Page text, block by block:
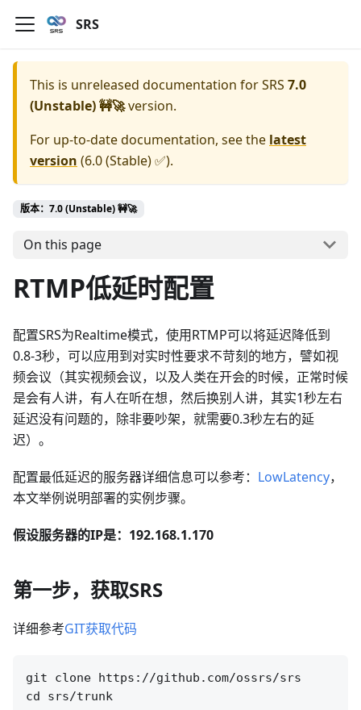
SRS
This is unreleased documentation forSRS 7.0
(Unstable) 🚧🚀version.
For up-to-date documentation, see the latest
version (6.0 (Stable) ✅).
版本：7.0 (Unstable) 🚧🚀
On this page
RTMP低延时配置
配置SRS为Realtime模式，使用RTMP可以将延迟降低到
0.8-3秒，可以应用到对实时性要求不苛刻的地方，譬如视
频会议（其实视频会议，以及人类在开会的时候，正常时候
是会有人讲，有人在听在想，然后换别人讲，其实1秒左右
延迟没有问题的，除非要吵架，就需要0.3秒左右的延
迟）。
配置最低延迟的服务器详细信息可以参考： LowLatency，
本文举例说明部署的实例步骤。
假设服务器的IP是：192.168.1.170
第一步，获取SRS
详细参考GIT获取代码
git clone https://github.com/ossrs/srs